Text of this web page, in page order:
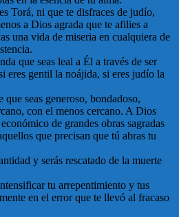
Torá, ni que te disfraces de judío,
a Dios agrada que te afilies a
una vida de miseria en cualquiera de
que seas leal a Él a través de ser
eres gentil la noájida, si eres judío la
seas generoso, bondadoso,
con el menos cercano. A Dios
de grandes obras sagradas
que precisan que tú abras tu
y serás rescatado de la muerte
tu arrepentimiento y tus
en el error que te llevó al fracaso